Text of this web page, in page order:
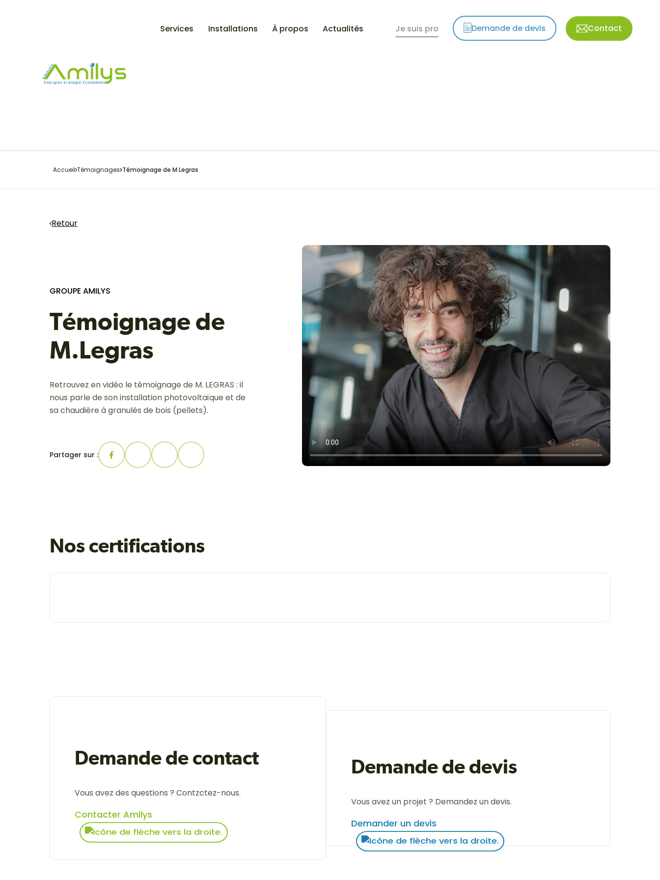
Services Installations À propos Actualités Je suis pro Demande de devis Contact
Accueil Témoignages Témoignage de M.Legras
Retour
GROUPE AMILYS
Témoignage de
M.Legras
Retrouvez en vidéo le témoignage de M. LEGRAS : il
nous parle de son installation photovoltaïque et de
sa chaudière à granulés de bois (pellets).
Partager sur :
Nos certifications
Demande de contact
Vous avez des questions ? Contzctez-nous.
Contacter Amilys
Demande de devis
Vous avez un projet ? Demandez un devis.
Demander un devis